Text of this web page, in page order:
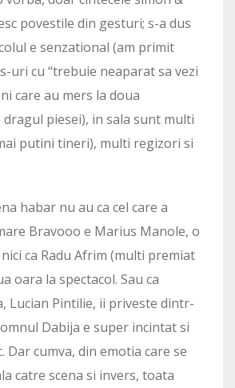
povestile din gesturi; s-a dus
e senzational (am primit
uri cu “trebuie neaparat sa vezi
care au mers la doua
piesei), in sala sunt multi
putini tineri), multi regizori si
habar nu au ca cel care a
Bravooo e Marius Manole, o
ca Radu Afrim (multi premiat
oara la spectacol. Sau ca
Lucian Pintilie, ii priveste dintr-
Dabija e super incintat si
Dar cumva, din emotia care se
catre scena si invers, toata